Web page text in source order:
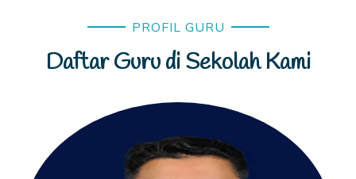
PROFIL GURU
Daftar Guru di Sekolah Kami